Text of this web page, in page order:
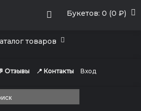
Букетов: 0 (0 ₽)
товаров
Отзывы 📍 Контакты Вход